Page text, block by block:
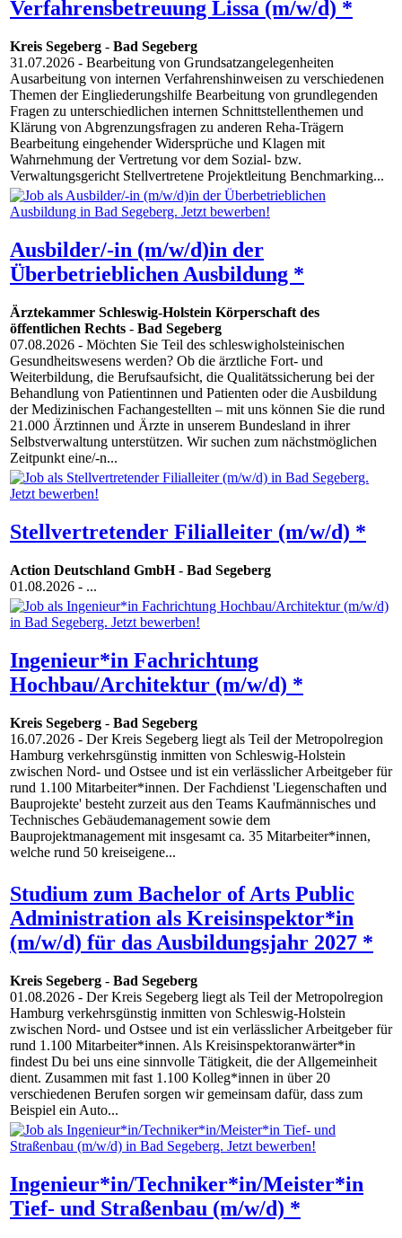
Verfahrensbetreuung Lissa (m/w/d) *
Kreis Segeberg - Bad Segeberg
31.07.2026 - Bearbeitung von Grundsatzangelegenheiten
Ausarbeitung von internen Verfahrenshinweisen zu verschiedenen
Themen der Eingliederungshilfe Bearbeitung von grundlegenden
Fragen zu unterschiedlichen internen Schnittstellenthemen und
Klärung von Abgrenzungsfragen zu anderen Reha-Trägern
Bearbeitung eingehender Widersprüche und Klagen mit
Wahrnehmung der Vertretung vor dem Sozial- bzw.
Verwaltungsgericht Stellvertretene Projektleitung Benchmarking...
Ausbilder/-in (m/w/d)in der
Überbetrieblichen Ausbildung *
Ärztekammer Schleswig-Holstein Körperschaft des
öffentlichen Rechts - Bad Segeberg
07.08.2026 - Möchten Sie Teil des schleswigholsteinischen
Gesundheitswesens werden? Ob die ärztliche Fort- und
Weiterbildung, die Berufsaufsicht, die Qualitätssicherung bei der
Behandlung von Patientinnen und Patienten oder die Ausbildung
der Medizinischen Fachangestellten – mit uns können Sie die rund
21.000 Ärztinnen und Ärzte in unserem Bundesland in ihrer
Selbstverwaltung unterstützen. Wir suchen zum nächstmöglichen
Zeitpunkt eine/-n...
Stellvertretender Filialleiter (m/w/d) *
Action Deutschland GmbH- Bad Segeberg
01.08.2026 - ...
Ingenieur*in Fachrichtung
Hochbau/Architektur (m/w/d) *
Kreis Segeberg - Bad Segeberg
16.07.2026 - Der Kreis Segeberg liegt als Teil der Metropolregion
Hamburg verkehrsgünstig inmitten von Schleswig-Holstein
zwischen Nord- und Ostsee und ist ein verlässlicher Arbeitgeber für
rund 1.100 Mitarbeiter*innen. Der Fachdienst 'Liegenschaften und
Bauprojekte' besteht zurzeit aus den Teams Kaufmännisches und
Technisches Gebäudemanagement sowie dem
Bauprojektmanagement mit insgesamt ca. 35 Mitarbeiter*innen,
welche rund 50 kreiseigene...
Studium zum Bachelor of Arts Public
Administration als Kreisinspektor*in
(m/w/d) für das Ausbildungsjahr 2027 *
Kreis Segeberg - Bad Segeberg
01.08.2026 - Der Kreis Segeberg liegt als Teil der Metropolregion
Hamburg verkehrsgünstig inmitten von Schleswig-Holstein
zwischen Nord- und Ostsee und ist ein verlässlicher Arbeitgeber für
rund 1.100 Mitarbeiter*innen. Als Kreisinspektoranwärter*in
findest Du bei uns eine sinnvolle Tätigkeit, die der Allgemeinheit
dient. Zusammen mit fast 1.100 Kolleg*innen in über 20
verschiedenen Berufen sorgen wir gemeinsam dafür, dass zum
Beispiel ein Auto...
Ingenieur*in/Techniker*in/Meister*in
Tief- und Straßenbau (m/w/d) *